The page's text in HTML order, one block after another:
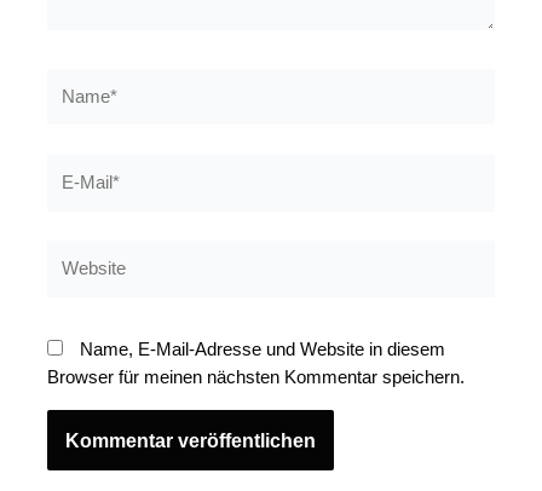
Mail*
Name, E-Mail-Adresse und Website in diesem
Browser für meinen nächsten Kommentar speichern.